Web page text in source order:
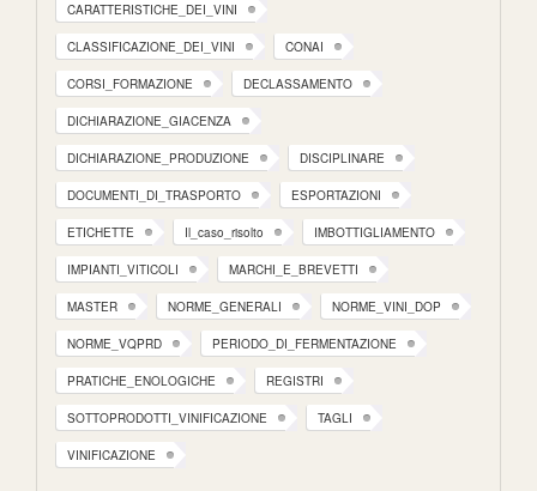
CARATTERISTICHE_DEI_VINI
CLASSIFICAZIONE_DEI_VINI CONAI
CORSI_FORMAZIONE DECLASSAMENTO
DICHIARAZIONE_GIACENZA
DICHIARAZIONE_PRODUZIONE DISCIPLINARE
DOCUMENTI_DI_TRASPORTO ESPORTAZIONI
ETICHETTE Il_caso_risolto IMBOTTIGLIAMENTO
IMPIANTI_VITICOLI MARCHI_E_BREVETTI
MASTER NORME_GENERALI NORME_VINI_DOP
NORME_VQPRD PERIODO_DI_FERMENTAZIONE
PRATICHE_ENOLOGICHE REGISTRI
SOTTOPRODOTTI_VINIFICAZIONE TAGLI
VINIFICAZIONE